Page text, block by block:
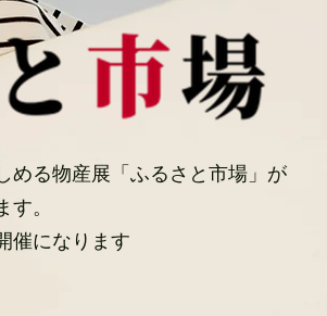
める物産展「ふるさと市場」が
。
催になります